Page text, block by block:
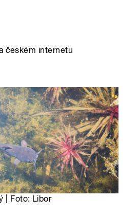
českém internetu
| Foto: Libor